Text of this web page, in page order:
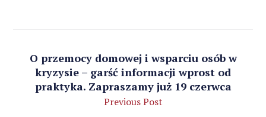
O przemocy domowej i wsparciu osób w
kryzysie – garść informacji wprost od
praktyka. Zapraszamy już 19 czerwca
Previous Post